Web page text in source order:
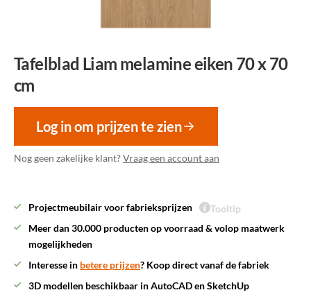
Tafelblad Liam melamine eiken 70 x 70
cm
Log in om prijzen te zien
Nog geen zakelijke klant?Vraag een account aan
Projectmeubilair voor fabrieksprijzen
Tooltip
Meer dan 30.000 producten op voorraad & volop maatwerk
mogelijkheden
Interesse in betere prijzen? Koop direct vanaf de fabriek
3D modellen beschikbaar in AutoCAD en SketchUp